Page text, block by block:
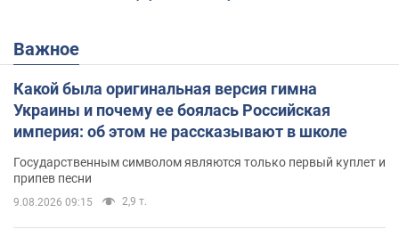
Важное
Какой была оригинальная версия гимна
Украины и почему ее боялась Российская
империя: об этом не рассказывают в школе
Государственным символом являются только первый куплет и
припев песни
9.08.2026 09:15 2,9 т.